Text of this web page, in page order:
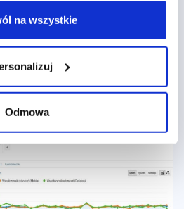
na wszystkie
Odmowa
odrzuceń jest
któregoś typu urządzeń,
Może to być znak, że
techniczne, które
wygodne korzystanie z niej.